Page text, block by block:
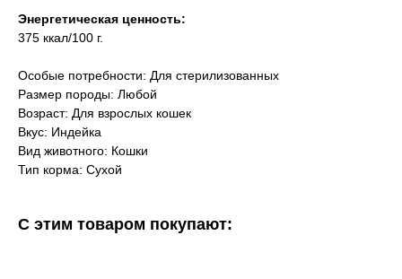
Энергетическая ценность:
375 ккал/100 г.
Особые потребности: Для стерилизованных
Размер породы: Любой
Возраст: Для взрослых кошек
Вкус: Индейка
Вид животного: Кошки
Тип корма: Сухой
С этим товаром покупают: